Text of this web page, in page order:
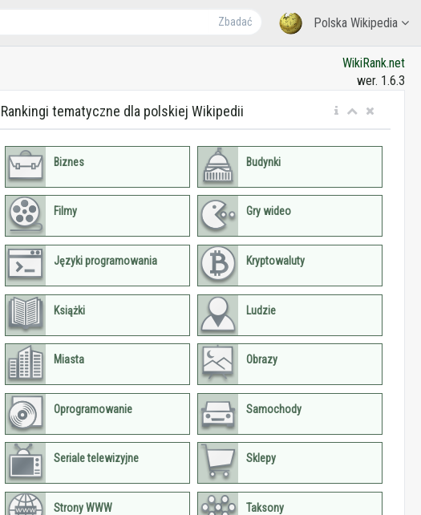
Polska Wikipedia
Zbadać
WikiRank.net
wer. 1.6.3
Rankingi tematyczne dla polskiej Wikipedii
Biznes Budynki
Filmy Gry wideo
Języki programowania Kryptowaluty
Książki Ludzie
Miasta Obrazy
Oprogramowanie Samochody
Seriale telewizyjne Sklepy
Strony WWW Taksony